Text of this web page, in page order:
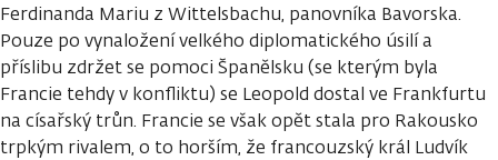
Ferdinanda Mariu z Wittelsbachu, panovníka Bavorska.
Pouze po vynaložení velkého diplomatického úsilí a
příslibu zdržet se pomoci Španělsku (se kterým byla
Francie tehdy v konfliktu) se Leopold dostal ve Frankfurtu
na císařský trůn. Francie se však opět stala pro Rakousko
trpkým rivalem, o to horším, že francouzský král Ludvík